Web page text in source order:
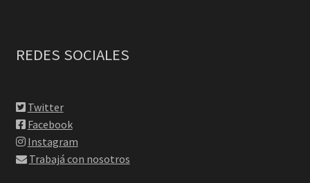
REDES SOCIALES
Twitter
Facebook
Instagram
Trabajá con nosotros